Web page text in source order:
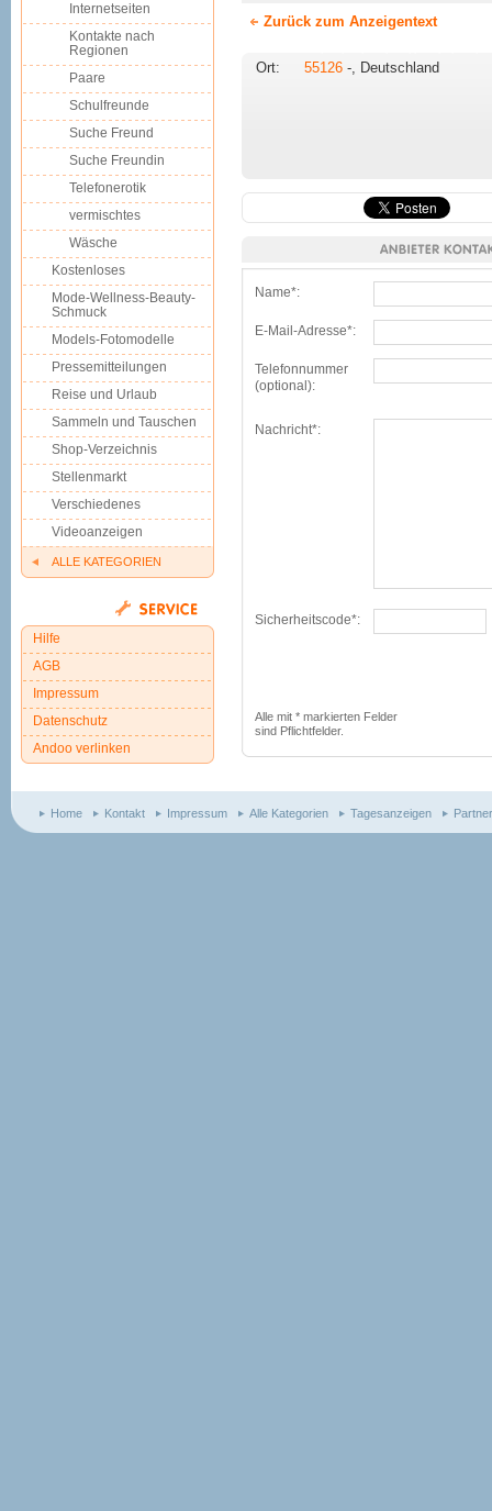
Zurück zum Anzeigentext
Ort: 55126 -, Deutschland
Name*:
E-Mail-Adresse*:
Telefonnummer
(optional):
Nachricht*:
Sicherheitscode*:
Alle mit * markierten Felder
sind Pflichtfelder.
Internetseiten
Kontakte nach
Regionen
Paare
Schulfreunde
Suche Freund
Suche Freundin
Telefonerotik
vermischtes
Wäsche
Kostenloses
Mode-Wellness-Beauty-
Schmuck
Models-Fotomodelle
Pressemitteilungen
Reise und Urlaub
Sammeln und Tauschen
Shop-Verzeichnis
Stellenmarkt
Verschiedenes
Videoanzeigen
ALLE KATEGORIEN
Hilfe
AGB
Impressum
Datenschutz
Andoo verlinken
Home Kontakt Impressum Alle Kategorien Tagesanzeigen Partner